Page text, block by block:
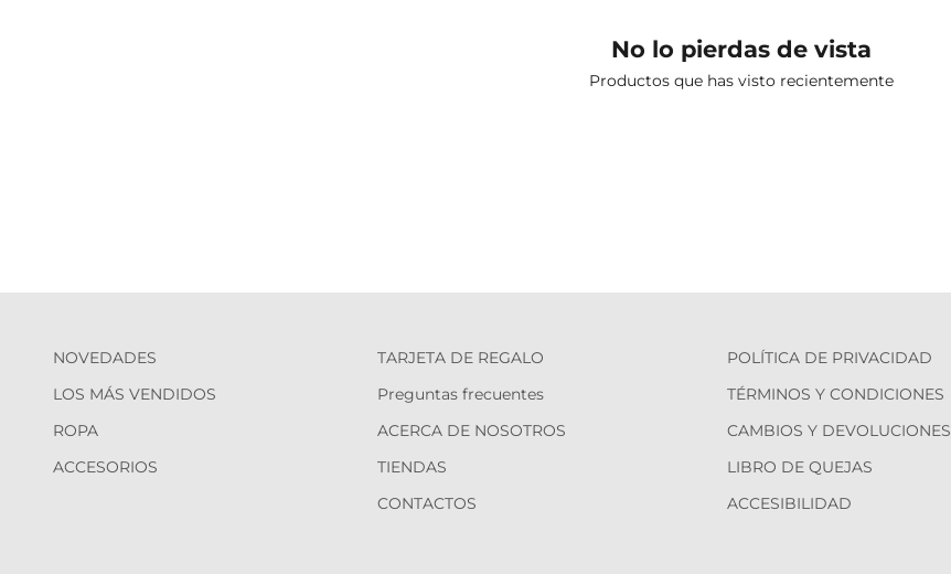
No lo pierdas de vista
Productos que has visto recientemente
NOVEDADES
LOS MÁS VENDIDOS
ROPA
ACCESORIOS
TARJETA DE REGALO
Preguntas frecuentes
ACERCA DE NOSOTROS
TIENDAS
CONTACTOS
POLÍTICA DE PRIVACIDAD
TÉRMINOS Y CONDICIONES
CAMBIOS Y DEVOLUCIONES
LIBRO DE QUEJAS
ACCESIBILIDAD